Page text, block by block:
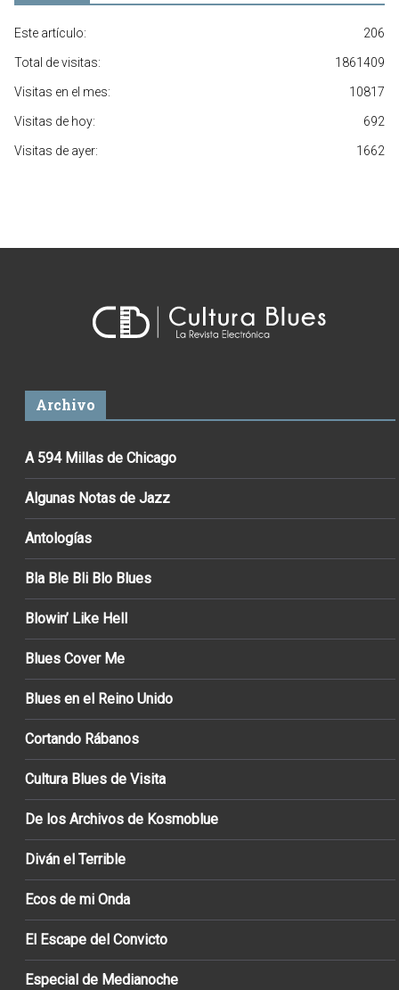
206
Este artículo:
1861409
Total de visitas:
10817
Visitas en el mes:
692
Visitas de hoy:
1662
Visitas de ayer:
Archivo
A 594 Millas de Chicago
Algunas Notas de Jazz
Antologías
Bla Ble Bli Blo Blues
Blowin’ Like Hell
Blues Cover Me
Blues en el Reino Unido
Cortando Rábanos
Cultura Blues de Visita
De los Archivos de Kosmoblue
Diván el Terrible
Ecos de mi Onda
El Escape del Convicto
Especial de Medianoche